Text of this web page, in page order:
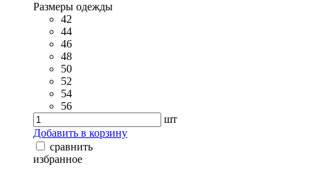
Размеры одежды
42
44
46
48
50
52
54
56
шт
Добавить в корзину
сравнить
избранное